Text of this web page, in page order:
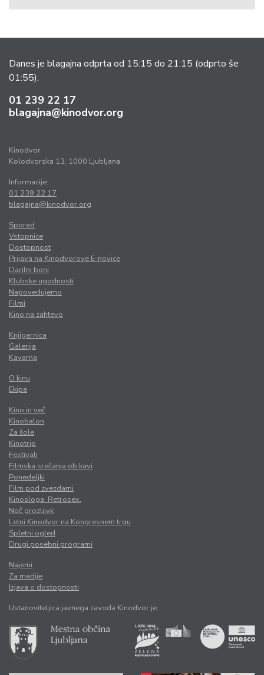
Danes je blagajna odprta od 15:15 do 21:15 (odprto še
01:55).
01 239 22 17
blagajna@kinodvor.org
Kinodvor
Kolodvorska 13, 1000 Ljubljana
Informacije:
01 239 22 17
blagajna@kinodvor.org
Spored
Vstopnice
Dostopnost
Prijava na Kinodvorove E-novice
Darilni boni
Klubske ugodnosti
Napovedujemo
Filmi
Kino na zahtevo
Knjigarnica
Galerija
Kavarna
O kinu
Ekipa
Kino in več
Kinobalon
Za šole
Kinotrip
Festivali
Filmska srečanja ob kavi
Ponedeljki
Film pod zvezdami
Kinosloga. Retrosex.
Noč grozljivk
Letni Kinodvor na Kongresnem trgu
Spletni ogled
Drugi posebni programi
Najemi
Za medije
Izjava o dostopnosti
Ustanoviteljica javnega zavoda Kinodvor je: